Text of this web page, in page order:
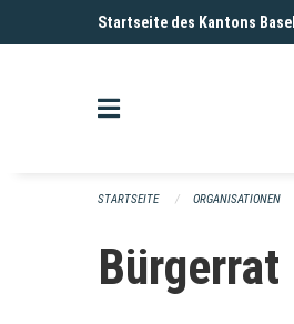
Navigation überspringenStartseite des Kantons
STARTSEITE ORGANISATIONEN
Bürgerrat